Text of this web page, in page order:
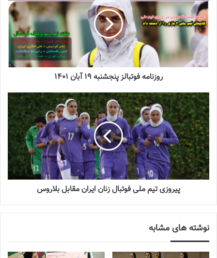
فرشته کریمی، ملی پوش گلزن تیم ملی فوتسال و یکی از برترین بازیکنان
آسیا به تیم فوتسال پیکان پیوست.
به گزارش فوتبالز و به نقل از ورزش سه، فرشته کریمی که حدود دو سال از
ایران دور بود و در آخرین دوران حضورش به عنوان لژیونر در تیم سلوی
الصباح کویت بازی می‌کرد، با تیم پیکان به توافق رسید و صبح امروز
قراردادش را با این باشگاه ثبت کرد.
کریمی پیش از این دو بار به عنوان برترین بازیکن آسیا و یک بار نیز به
عنوان پنجمین بازیکن برتر جهان انتخاب شده بود و حالا بعد از یک فصل
دوری از فوتسال به جمع شاگردان نیلوفر اردلان اضافه شده است.
روزنامه فوتبالز پنجشنبه 19 آبان 1401
پیروزی تیم ملی فوتبال زنان ایران مقابل بلاروس
نوشته های مشابه